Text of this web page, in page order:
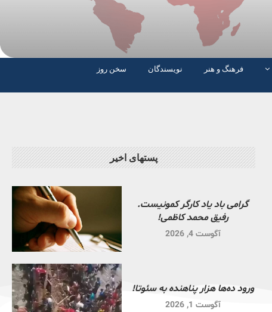
فرهنگ و هنر نویسندگان
سخن روز
پستهای اخیر
گرامی باد یاد کارگر کمونیست.
رفیق محمد کاظمی!
آگوست 4, 2026
ورود ده‌ها هزار پناهنده به سئوتا!
آگوست 1, 2026